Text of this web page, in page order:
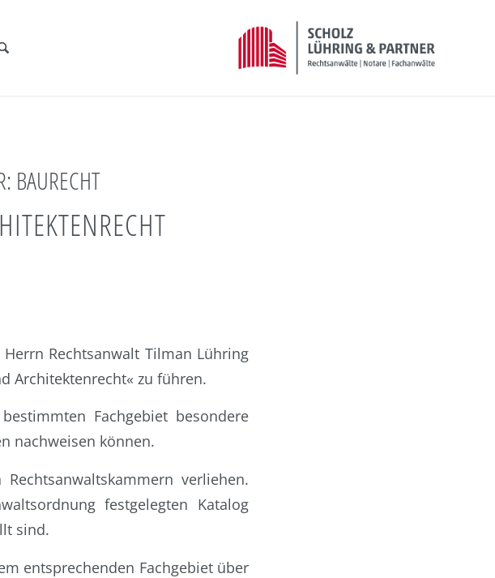
BAURECHT
Rechtsanwalt Tilman Lühring
Architektenrecht« zu führen.
Fachgebiet besondere
nachweisen können.
verliehen.
festgelegten Katalog
sind.
entsprechenden Fachgebiet über